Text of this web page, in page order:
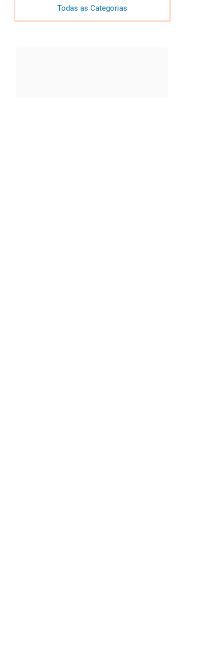
Todas as Categorias